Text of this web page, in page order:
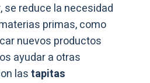
se reduce la necesidad
primas, como
nuevos productos
ayudar a otras
lastapitas